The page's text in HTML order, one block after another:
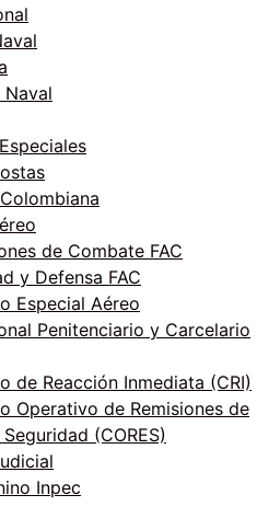
Naval
de Combate FAC
y Defensa FAC
Especial Aéreo
Penitenciario y Carcelario
de Reacción Inmediata (CRI)
Operativo de Remisiones de
(CORES)
Inpec